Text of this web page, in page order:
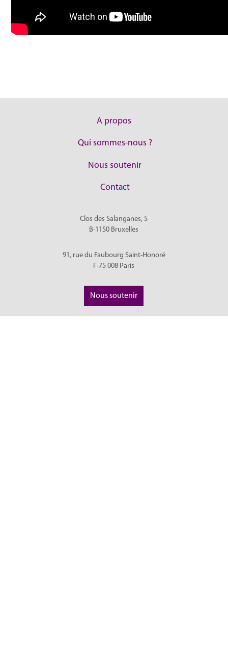
A propos
Qui sommes-nous ?
Nous soutenir
Contact
Clos des Salanganes, 5
B-1150 Bruxelles
91, rue du Faubourg Saint-Honoré
F-75 008 Paris
Nous soutenir